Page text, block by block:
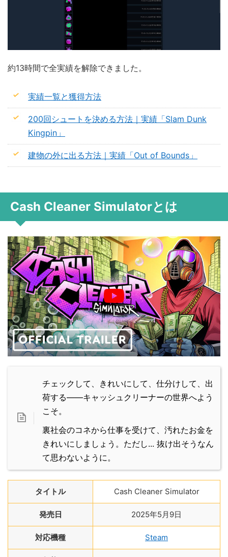
約13時間で全実績を解除できました。
実績一覧と獲得方法
200回シュートを決める方法｜実績「Slam Dunk
Kingpin」
建物の外に出る方法｜実績「Out of Bounds」
Cash Cleaner Simulatorとは
チェックして、きれいにして、仕分けして、出
荷する――キャッシュクリーナーの世界へよう
こそ。
裏社会のコネから仕事を受けて、汚れたお金を
きれいにしましょう。ただし... 抜け出そうなん
て思わないように。
タイトル Cash Cleaner Simulator
発売日 2025年5月9日
対応機種 Steam